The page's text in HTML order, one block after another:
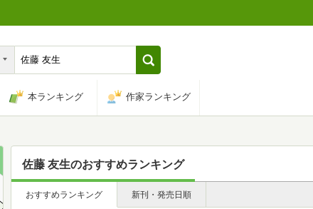
本ランキング 作家ランキング
佐藤 友生のおすすめランキング
おすすめランキング 新刊・発売日順